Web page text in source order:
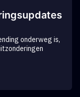
onderweg is,